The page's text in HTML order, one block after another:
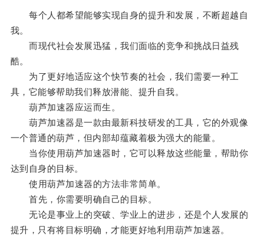
每个人都希望能够实现自身的提升和发展，不断超越自
我。
而现代社会发展迅猛，我们面临的竞争和挑战日益残
酷。
为了更好地适应这个快节奏的社会，我们需要一种工
具，它能够帮助我们释放潜能、提升自我。
葫芦加速器应运而生。
葫芦加速器是一款由最新科技研发的工具，它的外观像
一个普通的葫芦，但内部却蕴藏着极为强大的能量。
当你使用葫芦加速器时，它可以释放这些能量，帮助你
达到自身的目标。
使用葫芦加速器的方法非常简单。
首先，你需要明确自己的目标。
无论是事业上的突破、学业上的进步，还是个人发展的
提升，只有将目标明确，才能更好地利用葫芦加速器。